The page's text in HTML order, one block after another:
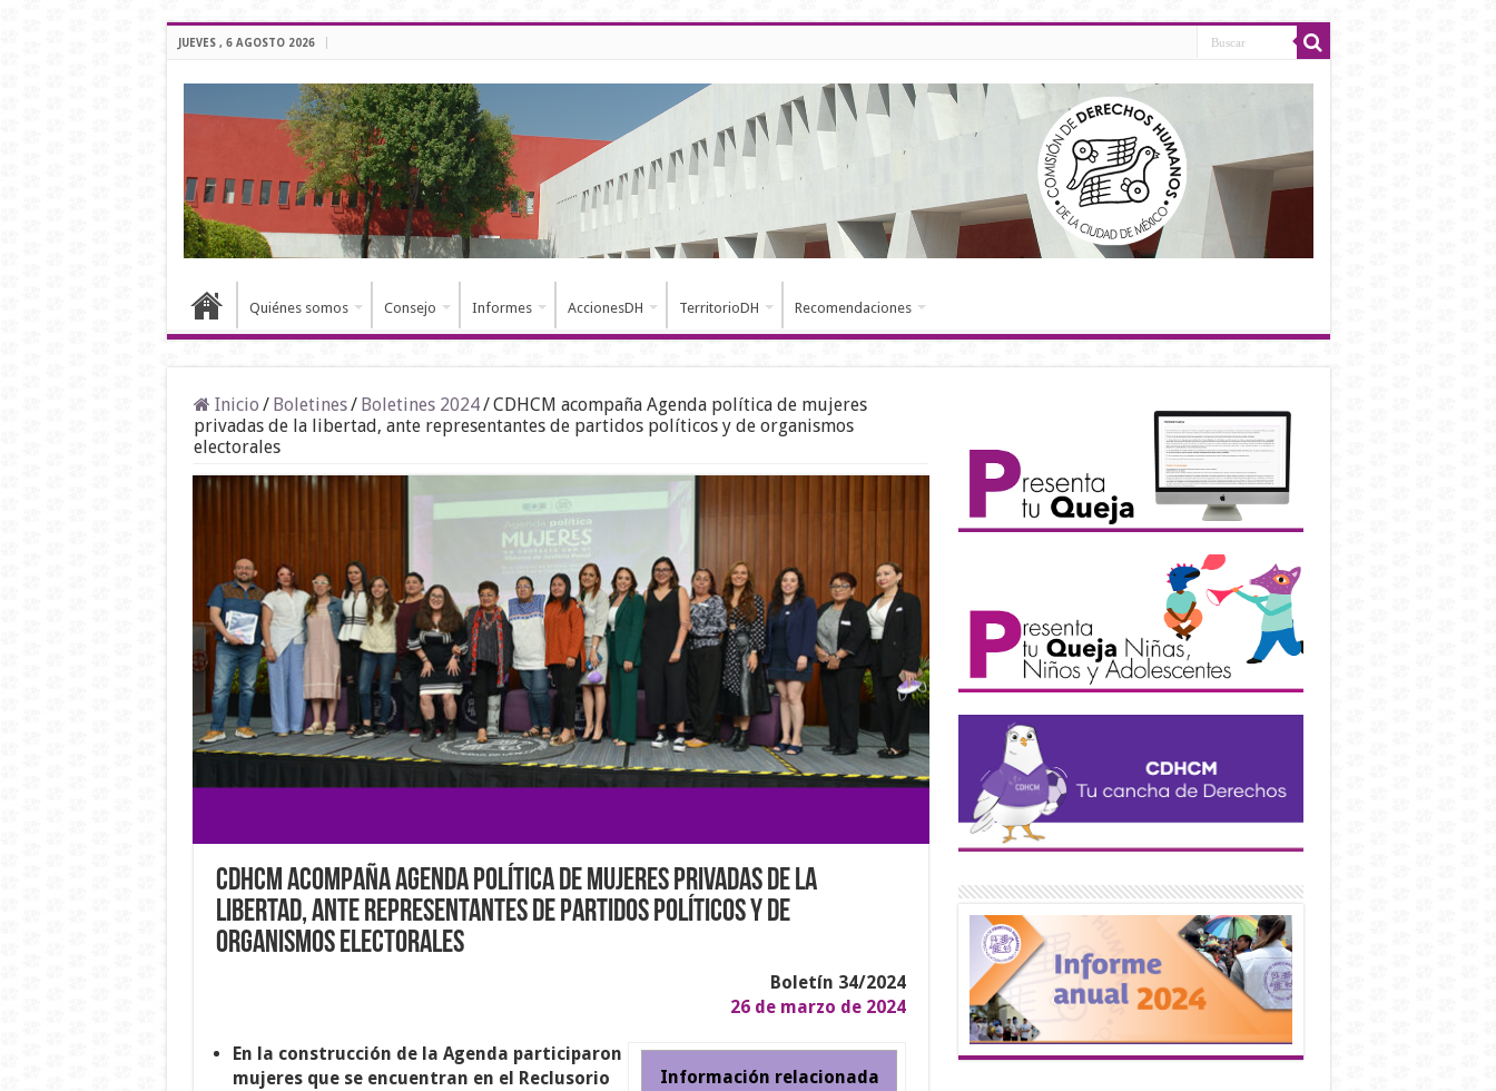
JUEVES , 6 AGOSTO 2026
Quiénes somos Consejo Informes AccionesDH TerritorioDH Recomendaciones
Inicio / Boletines/ Boletines 2024/CDHCM acompaña Agenda política de mujeres
privadas de la libertad, ante representantes de partidos políticos y de organismos
electorales
CDHCM acompaña Agenda política de mujeres privadas de la
libertad, ante representantes de partidos políticos y de
organismos electorales
Boletín 34/2024
26 de marzo de 2024
Información relacionada
En la construcción de la Agenda participaron
mujeres que se encuentran en el Reclusorio